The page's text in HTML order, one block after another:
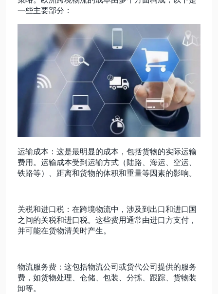
价格咨询
关于我们
一些主要部分：
运输成本：这是最明显的成本，包括货物的实际运输
费用。运输成本受到运输方式（陆路、海运、空运、
铁路等）、距离和货物的体积和重量等因素的影响。
关税和进口税：在跨境物流中，涉及到出口和进口国
之间的关税和进口税。这些费用通常由进口方支付，
并可能在货物清关时产生。
物流服务费：这包括物流公司或货代公司提供的服务
费，如货物处理、仓储、包装、分拣、跟踪、货物装
卸等。